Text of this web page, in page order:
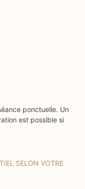
ponctuelle. Un
est possible si
SELON VOTRE